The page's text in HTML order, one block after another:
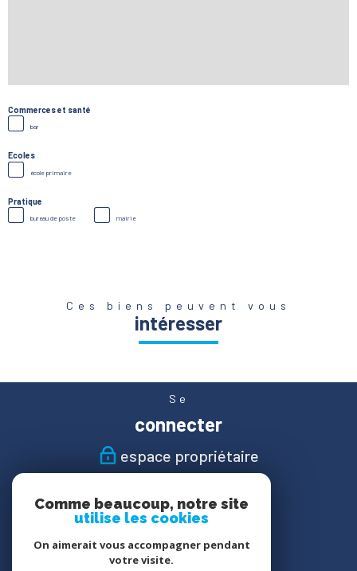
Commerces et santé
bar
Ecoles
école primaire
Pratique
bureau de poste mairie
Ces biens peuvent vous
intéresser
Se
connecter
espace propriétaire
suivre
Comme beaucoup, notre site
utilise les cookies
On aimerait vous accompagner pendant
votre visite.